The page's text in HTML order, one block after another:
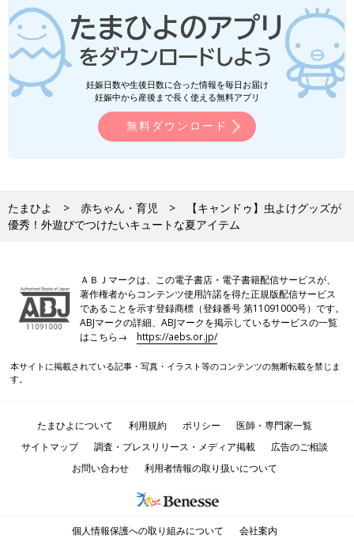
妊娠日数や生後日数に合った情報を毎日お届け
妊娠中から産後まで長く使える無料アプリ
無料ダウンロード
たまひよ 赤ちゃん・育児
【キャンドゥ】虫よけグッズが
優秀！外遊びでつけたいキュートな夏アイテム
ＡＢＪマークは、この電子書店・電子書籍配信サービスが、
著作権者からコンテンツ使用許諾を得た正規版配信サービス
であることを示す登録商標（登録番号 第11091000号）です。
ABJマークの詳細、ABJマークを掲示しているサービスの一覧
はこちら→https://aebs.or.jp/
本サイトに掲載されている記事・写真・イラスト等のコンテンツの無断転載を禁じま
す。
たまひよについて 利用規約 ポリシー
医師・専門家一覧
サイトマップ
調査・プレスリリース・メディア掲載
広告のご相談
お問い合わせ
利用者情報の取り扱いについて
個人情報保護への取り組みについて 会社案内